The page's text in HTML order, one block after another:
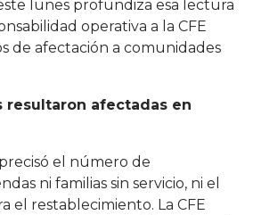
lunes profundiza esa lectura
operativa a la CFE
de afectación a comunidades
resultaron afectadas en
el número de
ni familias sin servicio, ni el
el restablecimiento. La CFE